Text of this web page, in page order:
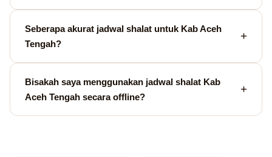
Seberapa akurat jadwal shalat untuk Kab Aceh
Tengah?
Bisakah saya menggunakan jadwal shalat Kab
Aceh Tengah secara offline?